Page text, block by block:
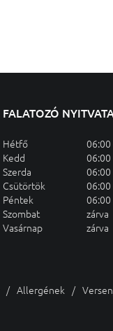
FALATOZÓ
Hétfő
06:00
Kedd
06:00
Szerda
06:00
Csütörtök
06:00
Péntek
06:00
Szombat
zárva
Vasárnap
zárva
Allergének